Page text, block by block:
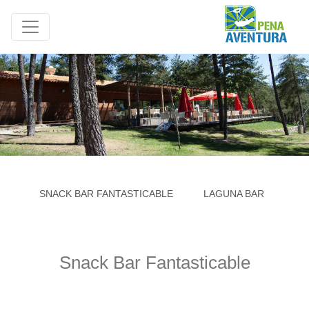
SNACK BAR FANTASTICABLE LAGUNA BAR
Snack Bar Fantasticable